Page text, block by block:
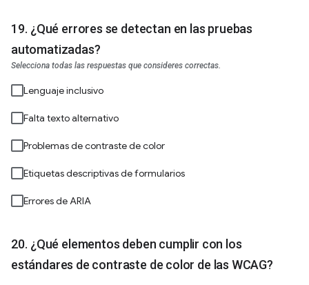
¿Qué errores se detectan en las pruebas
automatizadas?
Selecciona todas las respuestas que consideres correctas.
Lenguaje inclusivo
Falta texto alternativo
Problemas de contraste de color
Etiquetas descriptivas de formularios
Errores de ARIA
¿Qué elementos deben cumplir con los
estándares de contraste de color de las WCAG?